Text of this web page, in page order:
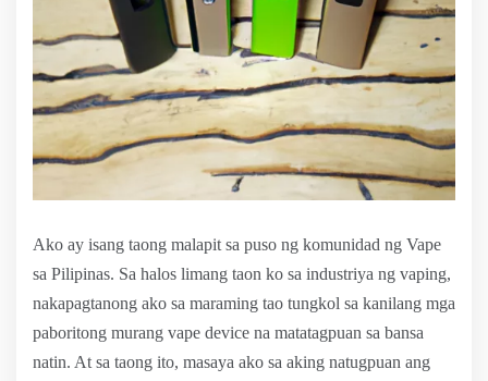
Ako ay isang taong malapit sa puso ng komunidad ng Vape
sa Pilipinas. Sa halos limang taon ko sa industriya ng vaping,
nakapagtanong ako sa maraming tao tungkol sa kanilang mga
paboritong murang vape device na matatagpuan sa bansa
natin. At sa taong ito, masaya ako sa aking natugpuan ang